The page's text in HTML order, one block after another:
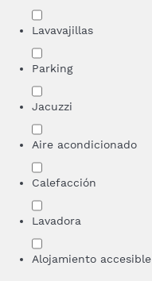
Lavavajillas
Parking
Jacuzzi
Aire acondicionado
Calefacción
Lavadora
Alojamiento accesible